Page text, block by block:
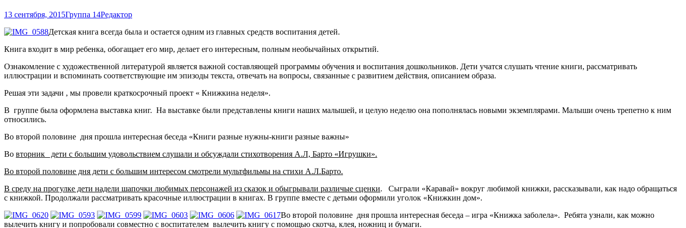
13 сентября, 2015Группа 14Редактор
Детская книга всегда была и остается одним из главных средств воспитания детей.
Книга входит в мир ребенка, обогащает его мир, делает его интересным, полным необычайных открытий.
Ознакомление с художественной литературой является важной составляющей программы обучения и воспитания дошкольников. Дети учатся слушать чтение книги, рассматривать
иллюстрации и вспоминать соответствующие им эпизоды текста, отвечать на вопросы, связанные с развитием действия, описанием образа.
Решая эти задачи , мы провели краткосрочный проект « Книжкина неделя».
В группе была оформлена выставка книг. На выставке были представлены книги наших малышей, и целую неделю она пополнялась новыми экземплярами. Малыши очень трепетно к ним
относились.
Во второй половине дня прошла интересная беседа «Книги разные нужны-книги разные важны»
Во вторник дети с большим удовольствием слушали и обсуждали стихотворения А.Л, Барто «Игрушки».
Во второй половине дня дети с большим интересом смотрели мультфильмы на стихи А.Л.Барто.
В среду на прогулке дети надели шапочки любимых персонажей из сказок и обыгрывали различые сценки. Сыграли «Каравай» вокруг любимой книжки, рассказывали, как надо обращаться
с книжкой. Продолжали рассматривать красочные иллюстрации в книгах. В группе вместе с детьми оформили уголок «Книжкин дом».
Во второй половине дня прошла интересная беседа – игра «Книжка заболела». Ребята узнали, как можно
вылечить книгу и попробовали совместно с воспитателем вылечить книгу с помощью скотча, клея, ножниц и бумаги.